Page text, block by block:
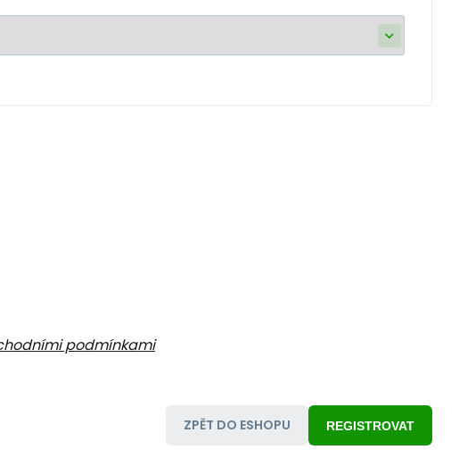
podmínkami
ZPĚT DO ESHOPU REGISTROVAT